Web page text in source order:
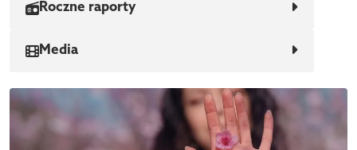
Roczne raporty
Media